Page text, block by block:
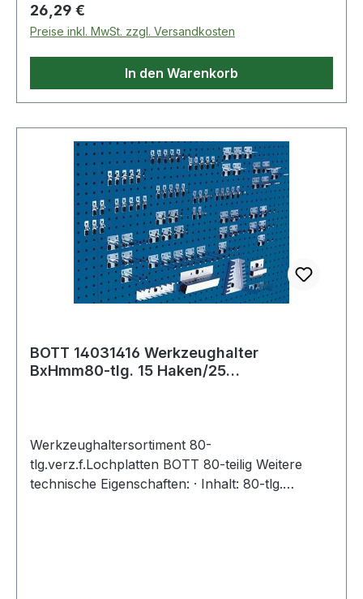
Regulärer Preis:
26,29 €
Preise inkl. MwSt. zzgl. Versandkosten
In den Warenkorb
BOTT 14031416 Werkzeughalter
BxHmm80-tlg. 15 Haken/25
Werkzeughaltersortiment 80-
tlg.verz.f.Lochplatten BOTT 80-teilig Weitere
technische Eigenschaften: · Inhalt: 80-tlg.